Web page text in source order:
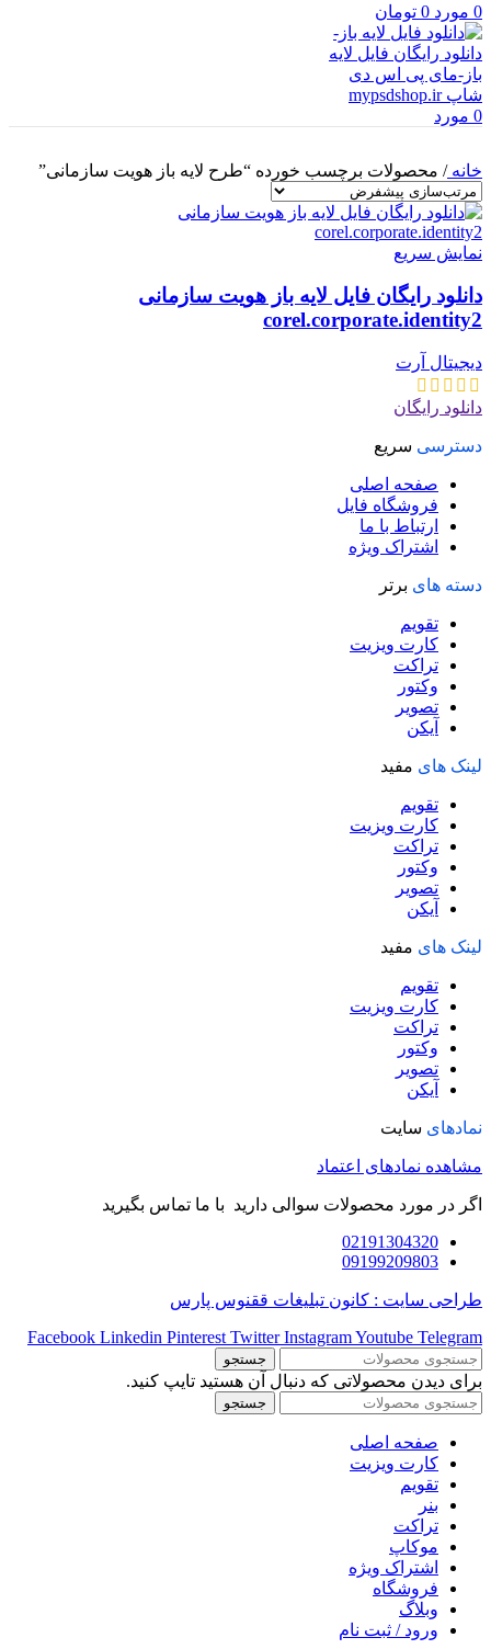
0 مورد 0 تومان
0 مورد
خانه/ محصولات برچسب خورده “طرح لایه باز هویت سازمانی”
نمایش سریع
دانلود رایگان فایل لایه باز هویت سازمانی
corel.corporate.identity2
دیجیتال آرت
دانلود رایگان
دسترسی سریع
صفحه اصلی
فروشگاه فایل
ارتباط با ما
اشتراک ویژه
دسته های برتر
تقویم
کارت ویزیت
تراکت
وکتور
تصویر
آیکن
لینک های مفید
تقویم
کارت ویزیت
تراکت
وکتور
تصویر
آیکن
لینک های مفید
تقویم
کارت ویزیت
تراکت
وکتور
تصویر
آیکن
نمادهای سایت
مشاهده نمادهای اعتماد
اگر در مورد محصولات سوالی دارید با ما تماس بگیرید
02191304320
09199209803
طراحی سایت : کانون تبلیغات ققنوس پارس
Facebook Linkedin Pinterest Twitter InstagramYoutube Telegram
جستجو
برای دیدن محصولاتی که دنبال آن هستید تایپ کنید.
جستجو
صفحه اصلی
کارت ویزیت
تقویم
بنر
تراکت
موکاپ
اشتراک ویژه
فروشگاه
وبلاگ
ورود / ثبت نام